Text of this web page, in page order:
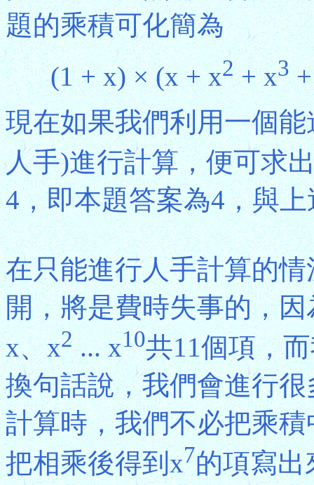
題的乘積可化簡為
(1 + x) × (x + x2+ x3+
現在如果我們利用一個
人手)進行計算，便可求
4，即本題答案為4，與
在只能進行人手計算的
開，將是費時失事的，
x、x2... x10共11個項，
換句話說，我們會進行
計算時，我們不必把乘
把相乘後得到x7的項寫出